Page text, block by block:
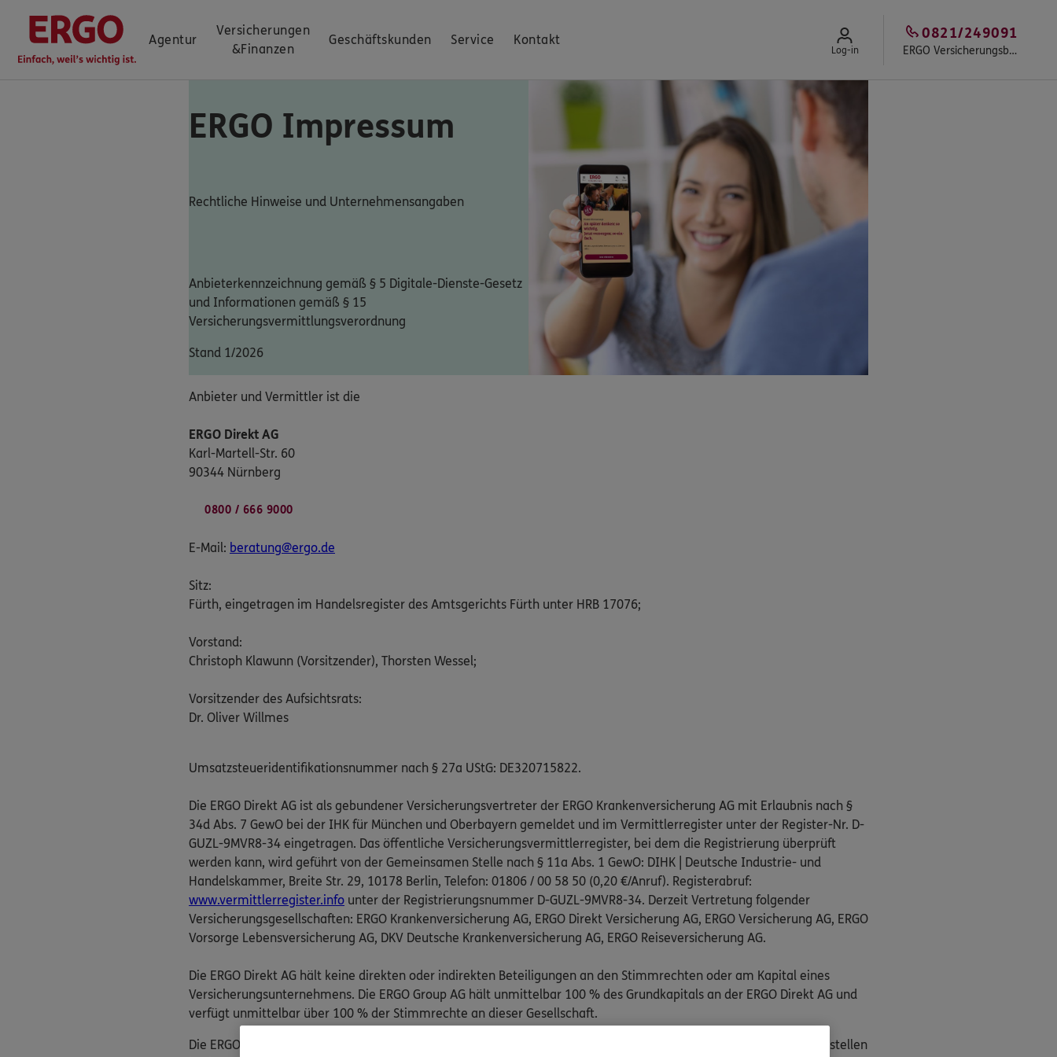
Agentur
Versicherungen
&Finanzen
Geschäftskunden Service Kontakt
Log-in ERGO Versicherungsbüro Siegfried Grob
0821/249091
ERGO Impressum
Rechtliche Hinweise und Unternehmensangaben
Anbieterkennzeichnung gemäß § 5 Digitale-Dienste-Gesetz
und Informationen gemäß § 15
Versicherungsvermittlungsverordnung
Stand 1/2026
Anbieter und Vermittler ist die
ERGO Direkt AG
Karl-Martell-Str. 60
90344 Nürnberg
0800 / 666 9000
E-Mail: beratung@ergo.de
Sitz:
Fürth, eingetragen im Handelsregister des Amtsgerichts Fürth unter HRB 17076;
Vorstand:
Christoph Klawunn (Vorsitzender), Thorsten Wessel;
Vorsitzender des Aufsichtsrats:
Dr. Oliver Willmes
Umsatzsteueridentifikationsnummer nach § 27a UStG: DE320715822.
Die ERGO Direkt AG ist als gebundener Versicherungsvertreter der ERGO Krankenversicherung AG mit Erlaubnis nach §
34d Abs. 7 GewO bei der IHK für München und Oberbayern gemeldet und im Vermittlerregister unter der Register-Nr. D-
GUZL-9MVR8-34 eingetragen. Das öffentliche Versicherungsvermittlerregister, bei dem die Registrierung überprüft
werden kann, wird geführt von der Gemeinsamen Stelle nach § 11a Abs. 1 GewO: DIHK | Deutsche Industrie- und
Handelskammer, Breite Str. 29, 10178 Berlin, Telefon: 01806 / 00 58 50 (0,20 €/Anruf). Registerabruf:
www.vermittlerregister.info unter der Registrierungsnummer D-GUZL-9MVR8-34. Derzeit Vertretung folgender
Versicherungsgesellschaften: ERGO Krankenversicherung AG, ERGO Direkt Versicherung AG, ERGO Versicherung AG, ERGO
Vorsorge Lebensversicherung AG, DKV Deutsche Krankenversicherung AG, ERGO Reiseversicherung AG.
Die ERGO Direkt AG hält keine direkten oder indirekten Beteiligungen an den Stimmrechten oder am Kapital eines
Versicherungsunternehmens. Die ERGO Group AG hält unmittelbar 100 % des Grundkapitals an der ERGO Direkt AG und
verfügt unmittelbar über 100 % der Stimmrechte an dieser Gesellschaft.
Die ERGO Direkt AG nimmt verpflichtend an folgenden außergerichtlichen Schlichtungsstellen als Streitbeilegungsstellen